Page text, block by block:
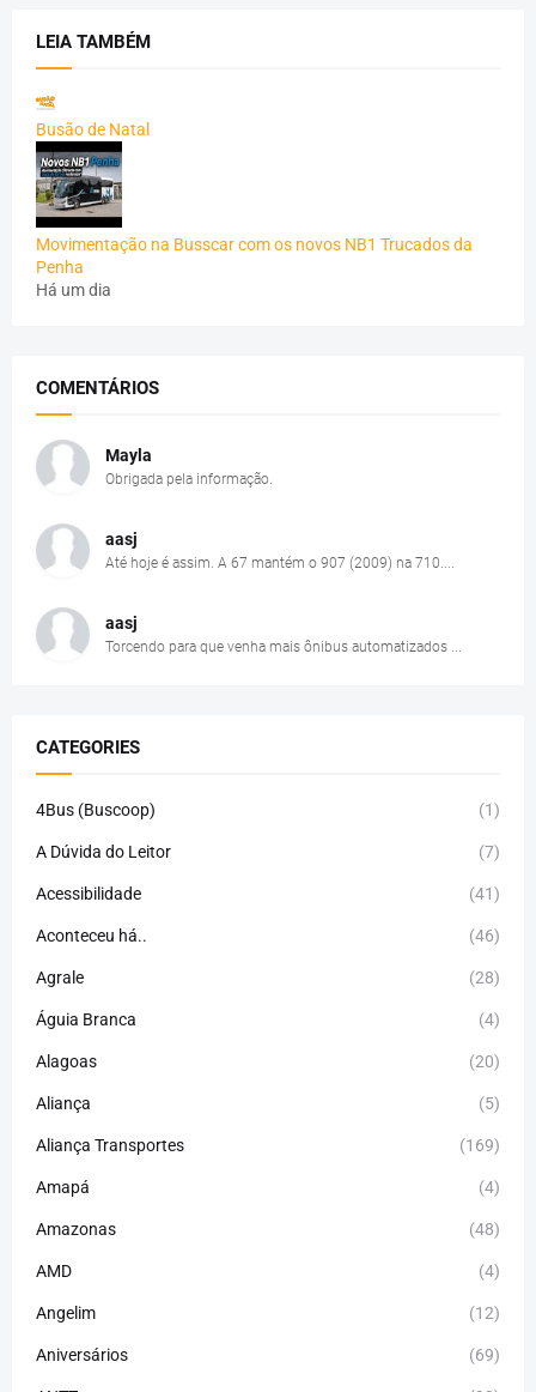
LEIA TAMBÉM
Busão de Natal
Movimentação na Busscar com os novos NB1 Trucados da
Penha
Há um dia
COMENTÁRIOS
Mayla
Obrigada pela informação.
aasj
Até hoje é assim. A 67 mantém o 907 (2009) na 710....
aasj
Torcendo para que venha mais ônibus automatizados ...
CATEGORIES
4Bus (Buscoop) (1)
A Dúvida do Leitor (7)
Acessibilidade (41)
Aconteceu há.. (46)
Agrale (28)
Águia Branca (4)
Alagoas (20)
Aliança (5)
Aliança Transportes (169)
Amapá (4)
Amazonas (48)
AMD (4)
Angelim (12)
Aniversários (69)